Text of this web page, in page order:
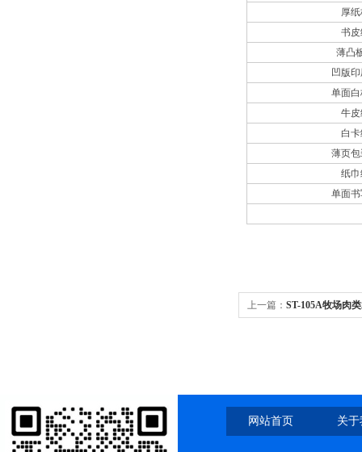
厚
书皮
薄凸
凹版
单面
牛皮
白
薄页
纸巾
单面
上一篇： ST-105A牧场肉
网站首页 关